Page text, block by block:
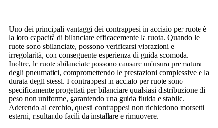
Uno dei principali vantaggi dei contrappesi in acciaio per ruote è
la loro capacità di bilanciare efficacemente la ruota. Quando le
ruote sono sbilanciate, possono verificarsi vibrazioni e
irregolarità, con conseguente esperienza di guida scomoda.
Inoltre, le ruote sbilanciate possono causare un'usura prematura
degli pneumatici, compromettendo le prestazioni complessive e la
durata degli stessi. I contrappesi in acciaio per ruote sono
specificamente progettati per bilanciare qualsiasi distribuzione di
peso non uniforme, garantendo una guida fluida e stabile.
Aderendo al cerchio, questi contrappesi non richiedono morsetti
esterni, risultando facili da installare e rimuovere.